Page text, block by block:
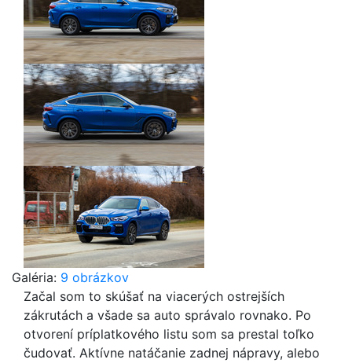
Galéria: 9 obrázkov
Začal som to skúšať na viacerých ostrejších
zákrutách a všade sa auto správalo rovnako. Po
otvorení príplatkového listu som sa prestal toľko
čudovať. Aktívne natáčanie zadnej nápravy, alebo